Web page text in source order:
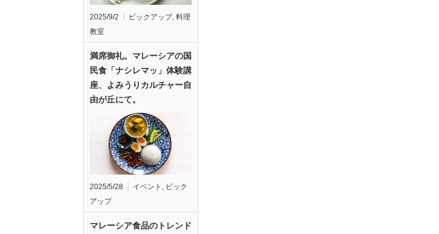
2025/9/2 ピックアップ, 料理
教室
満席御礼。マレーシアの国
民食「ナシレマッ」体験講
座、よみうりカルチャー自
由が丘にて。
2025/5/28 イベント , ピック
アップ
マレーシア食品のトレンド